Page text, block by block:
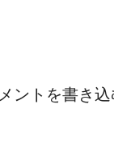
ントを書き込